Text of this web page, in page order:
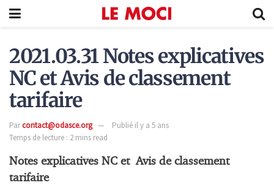
2021.03.31 Notes explicatives
NC et Avis de classement
tarifaire
Parcontact@odasce.org
Publié il y a 5 ans
Temps de lecture : 2 mins read
Notes explicatives NC et Avis de classement
tarifaire